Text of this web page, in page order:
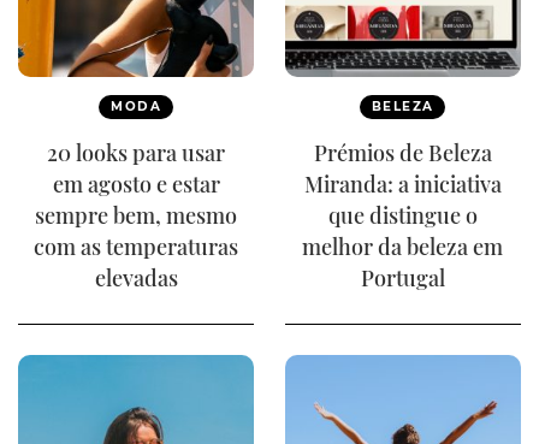
MODA
20 looks para usar
em agosto e estar
sempre bem, mesmo
com as temperaturas
elevadas
BELEZA
Prémios de Beleza
Miranda: a iniciativa
que distingue o
melhor da beleza em
Portugal